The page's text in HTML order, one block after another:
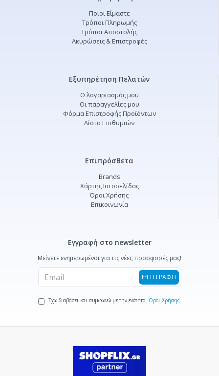
Ποιοι Είμαστε
Τρόποι Πληρωμής
Τρόποι Αποστολής
Ακυρώσεις & Επιστροφές
Εξυπηρέτηση Πελατών
Ο λογαριασμός μου
Οι παραγγελίες μου
Φόρμα Επιστροφής Προϊόντων
Λίστα Επιθυμιών
Επιπρόσθετα
Brands
Χάρτης Ιστοσελίδας
Όροι Χρήσης
Επικοινωνία
Εγγραφή στο newsletter
Μείνετε ενημερωμένοι για τις νέες προσφορές μας!
ΕΓΓΡΑΦΗ
Έχω διαβάσει και συμφωνώ με την ενότητα Όροι Χρήσης